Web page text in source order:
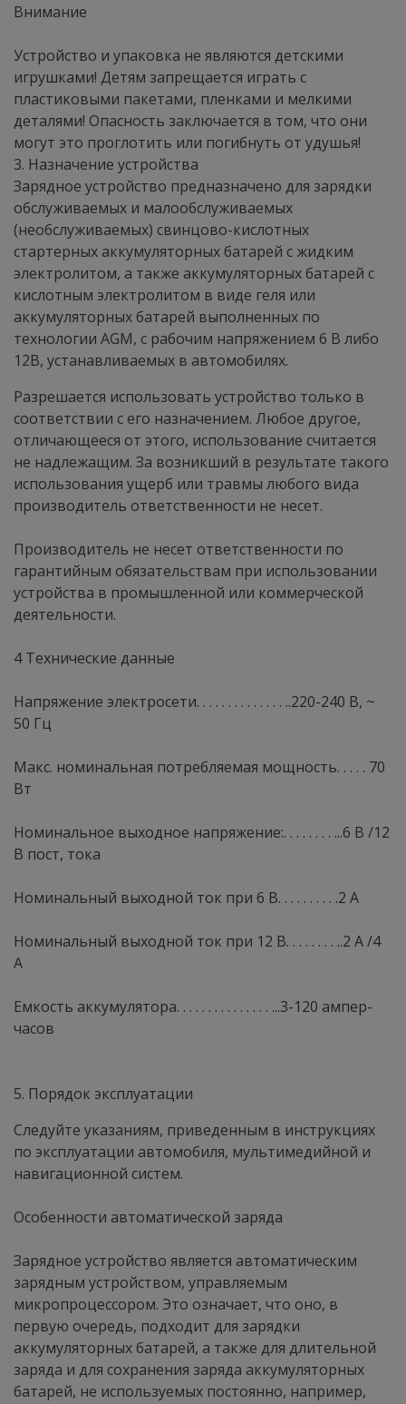
Внимание
Устройство и упаковка не являются детскими
игрушками! Детям запрещается играть с
пластиковыми пакетами, пленками и мелкими
деталями! Опасность заключается в том, что они
могут это проглотить или погибнуть от удушья!
3. Назначение устройства
Зарядное устройство предназначено для зарядки
обслуживаемых и малообслуживаемых
(необслуживаемых) свинцово-кислотных
стартерных аккумуляторных батарей с жидким
электролитом, а также аккумуляторных батарей с
кислотным электролитом в виде геля или
аккумуляторных батарей выполненных по
технологии AGM, с рабочим напряжением 6 В либо
12В, устанавливаемых в автомобилях.
Разрешается использовать устройство только в
соответствии с его назначением. Любое другое,
отличающееся от этого, использование считается
не надлежащим. За возникший в результате такого
использования ущерб или травмы любого вида
производитель ответственности не несет.
Производитель не несет ответственности по
гарантийным обязательствам при использовании
устройства в промышленной или коммерческой
деятельности.
4 Технические данные
Напряжение электросети. . . . . . . . . . . . . . ..220-240 В, ~
50 Гц
Макс. номинальная потребляемая мощность. . . . . 70
Вт
Номинальное выходное напряжение:. . . . . . . . ...6 В /12
В пост, тока
Номинальный выходной ток при 6 В. . . . . . . . . .2 А
Номинальный выходной ток при 12 В. . . . . . . . ..2 А /4
А
Емкость аккумулятора. . . . . . . . . . . . . . . ...3-120 ампер-
часов
5. Порядок эксплуатации
Следуйте указаниям, приведенным в инструкциях
по эксплуатации автомобиля, мультимедийной и
навигационной систем.
Особенности автоматической заряда
Зарядное устройство является автоматическим
зарядным устройством, управляемым
микропроцессором. Это означает, что оно, в
первую очередь, подходит для зарядки
аккумуляторных батарей, а также для длительной
заряда и для сохранения заряда аккумуляторных
батарей, не используемых постоянно, например,